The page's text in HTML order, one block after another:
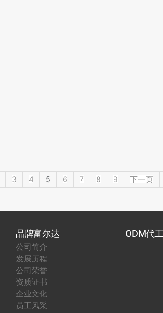
3 4 5 6 7 8 9 下一页
品牌富尔达
公司简介
发展历程
公司荣誉
资质证书
企业文化
员工风采
ODM代工